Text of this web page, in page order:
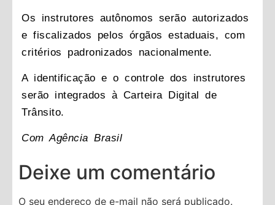
Os instrutores autônomos serão autorizados
e fiscalizados pelos órgãos estaduais, com
critérios padronizados nacionalmente.
A identificação e o controle dos instrutores
serão integrados à Carteira Digital de
Trânsito.
Com Agência Brasil
Deixe um comentário
O seu endereço de e-mail não será publicado.